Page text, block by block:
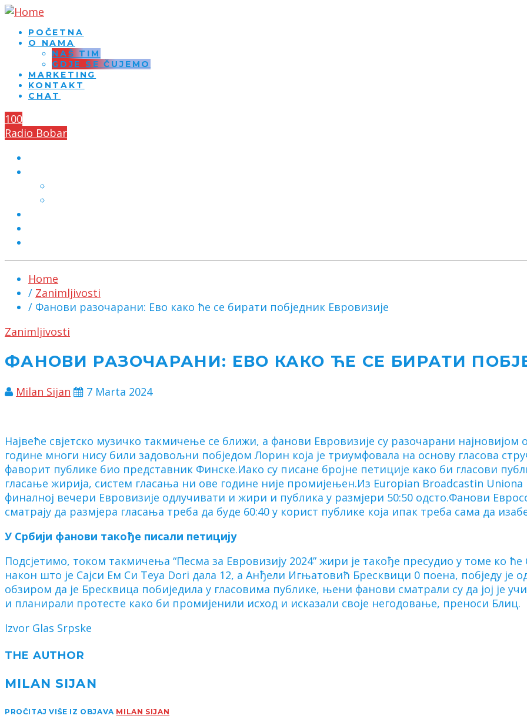
POČETNA
O NAMA
NAŠ TIM
GDJE SE ČUJEMO
MARKETING
KONTAKT
CHAT
100
Radio Bobar
Home
/ Zanimljivosti
/ Фанови разочарани: Ево како ће се бирати побједник Евровизије
Zanimljivosti
ФАНОВИ РАЗОЧАРАНИ: ЕВО КАКО ЋЕ СЕ БИРАТИ
Milan Sijan 7 Marta 2024
Највеће свјетско музичко такмичење се ближи, а фанови Евровизије су разочарани
године многи нису били задовољни побједом Лорин која је триумфовала на основу гласова
фаворит публике био представник Финске.Иако су писане бројне петиције како би гласови
гласање жирија, систем гласања ни ове године није промијењен.Из Europian Broadcastin
финалној вечери Евровизије одлучивати и жири и публика у размјери 50:50 одсто.Фанови
сматрају да размјера гласања треба да буде 60:40 у корист публике која ипак треба сама да
У Србији фанови такође писали петицију
Подсјетимо, током такмичења “Песма за Евровизију 2024” жири је такође пресудио у томе ко
након што је Сајси Ем Си Теyа Dori дала 12, а Анђели Игњатовић Бресквици 0 поена, побједу је
обзиром да је Бресквица побиједила у гласовима публике, њени фанови сматрали су да јој је
и планирали протесте како би промијенили исход и исказали своје негодовање, преноси Блиц.
Izvor Glas Srpske
THE AUTHOR
MILAN SIJAN
PROČITAJ VIŠE IZ OBJAVA MILAN SIJAN